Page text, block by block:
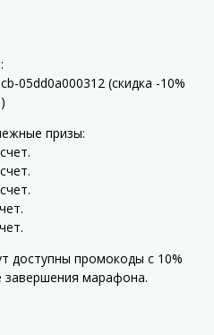
05dd0a000312 (скидка -10%
призы:
доступны промокоды с 10%
завершения марафона.